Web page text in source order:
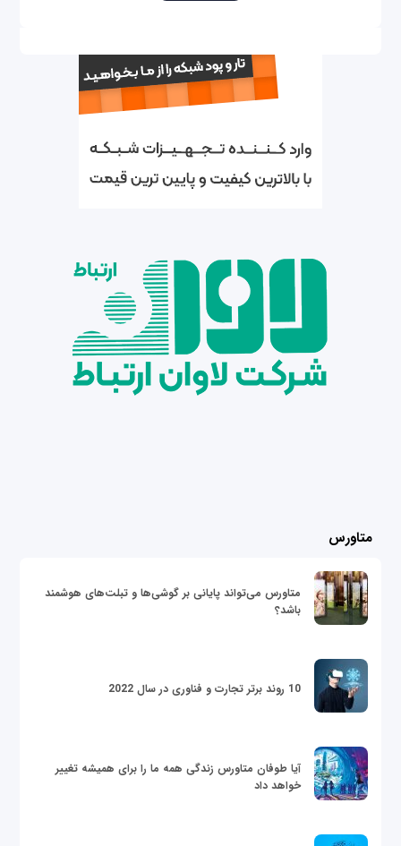
متاورس
متاورس می‌تواند پایانی بر گوشی‌ها و تبلت‌های هوشمند
باشد؟
10 روند برتر تجارت و فناوری در سال 2022
آیا طوفان متاورس زندگی همه ما را برای همیشه تغییر
خواهد داد